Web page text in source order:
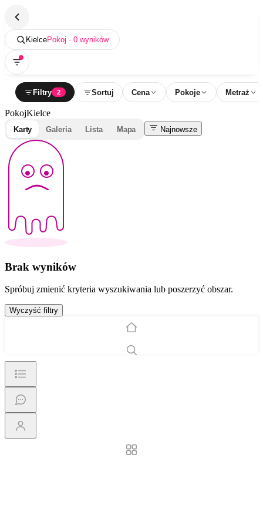
KielcePokoj · 0 wyników
Filtry 2 Sortuj Cena Pokoje Metraż
PokojKielce
Karty Galeria Lista Mapa Najnowsze
Brak wyników
Spróbuj zmienić kryteria wyszukiwania lub poszerzyć obszar.
Wyczyść filtry